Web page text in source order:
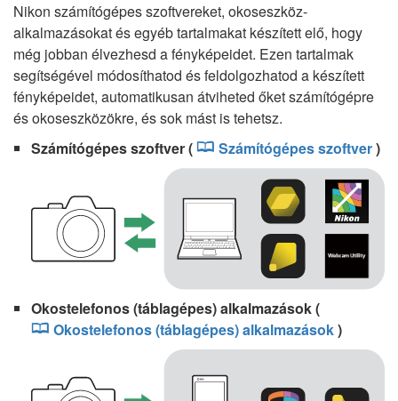
Nikon számítógépes szoftvereket, okoseszköz-
alkalmazásokat és egyéb tartalmakat készített elő, hogy
még jobban élvezhesd a fényképeidet. Ezen tartalmak
segítségével módosíthatod és feldolgozhatod a készített
fényképeidet, automatikusan átviheted őket számítógépre
és okoseszközökre, és sok mást is tehetsz.
Számítógépes szoftver (
Számítógépes szoftver)
Okostelefonos (táblagépes) alkalmazások (
Okostelefonos (táblagépes) alkalmazások)